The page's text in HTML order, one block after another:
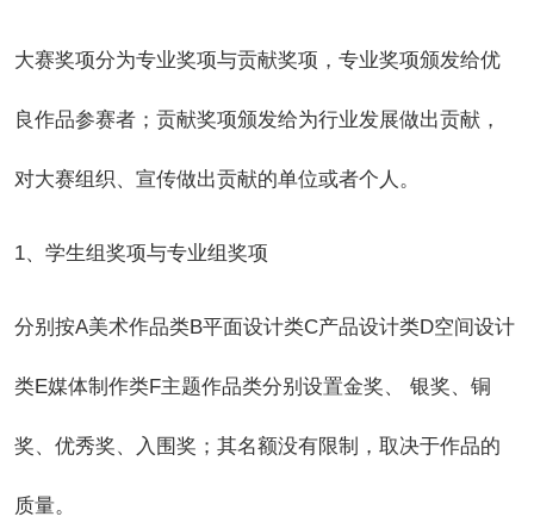
大赛奖项分为专业奖项与贡献奖项，专业奖项颁发给优
良作品参赛者；贡献奖项颁发给为行业发展做出贡献，
对大赛组织、宣传做出贡献的单位或者个人。
1、学生组奖项与专业组奖项
分别按A美术作品类B平面设计类C产品设计类D空间设计
类E媒体制作类F主题作品类分别设置金奖、 银奖、铜
奖、优秀奖、入围奖；其名额没有限制，取决于作品的
质量。